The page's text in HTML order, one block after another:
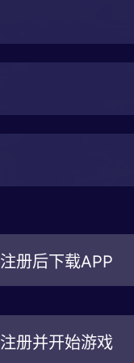
注册后下载APP
注册并开始游戏